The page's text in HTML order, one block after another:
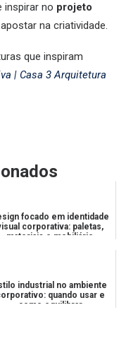
inspirar no projeto
na criatividade.
| Casa 3 Arquitetura
focado em identidade
corporativa: paletas,
materiais e mobiliário
industrial no ambiente
quando usar e
como equilibrar